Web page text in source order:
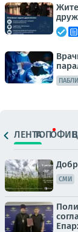
ЛЕНТАТОП
СМИ